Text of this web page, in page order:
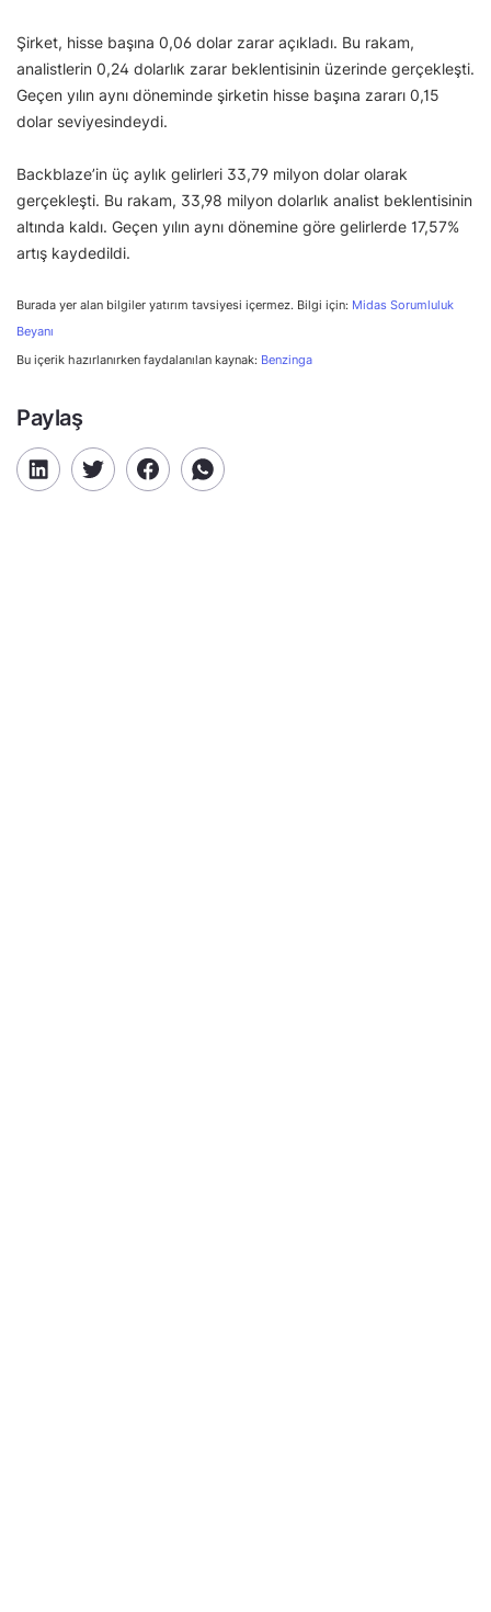
Şirket, hisse başına 0,06 dolar zarar açıkladı. Bu rakam,
analistlerin 0,24 dolarlık zarar beklentisinin üzerinde gerçekleşti.
Geçen yılın aynı döneminde şirketin hisse başına zararı 0,15
dolar seviyesindeydi.
Backblaze’in üç aylık gelirleri 33,79 milyon dolar olarak
gerçekleşti. Bu rakam, 33,98 milyon dolarlık analist beklentisinin
altında kaldı. Geçen yılın aynı dönemine göre gelirlerde 17,57%
artış kaydedildi.
Burada yer alan bilgiler yatırım tavsiyesi içermez. Bilgi için: Midas Sorumluluk
Beyanı
Bu içerik hazırlanırken faydalanılan kaynak: Benzinga
Paylaş